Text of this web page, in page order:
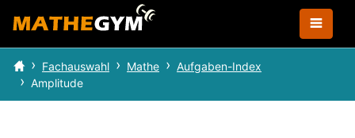
Fachauswahl Mathe
Aufgaben-Index
Amplitude